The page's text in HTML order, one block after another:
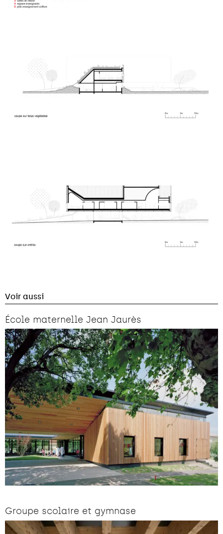
Voir aussi
École maternelle Jean Jaurès
Groupe scolaire et gymnase